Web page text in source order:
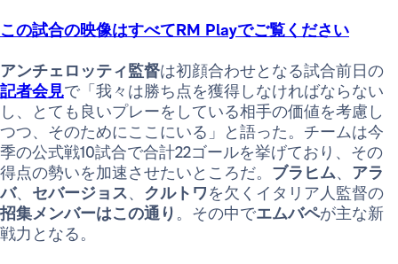
この試合の映像はすべてRM Playでご覧ください
アンチェロッティ監督は初顔合わせとなる試合前日の
記者会見で「我々は勝ち点を獲得しなければならない
し、とても良いプレーをしている相手の価値を考慮し
つつ、そのためにここにいる」と語った。チームは今
季の公式戦10試合で合計22ゴールを挙げており、その
得点の勢いを加速させたいところだ。 ブラヒム、 アラ
バ、 セバージョス、 クルトワを欠くイタリア人監督の
招集メンバーはこの通り 。その中でエムバペが主な新
戦力となる。